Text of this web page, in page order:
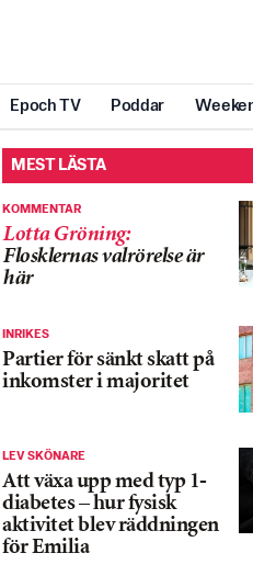
Epoch TV Poddar
MEST LÄSTA
KOMMENTAR
Lotta Gröning:
Flosklernas valrörelse är
här
INRIKES
Partier för sänkt skatt på
inkomster i majoritet
LEV SKÖNARE
Att växa upp med typ 1-
diabetes – hur fysisk
aktivitet blev räddningen
för Emilia